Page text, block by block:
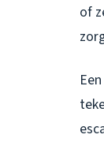
of